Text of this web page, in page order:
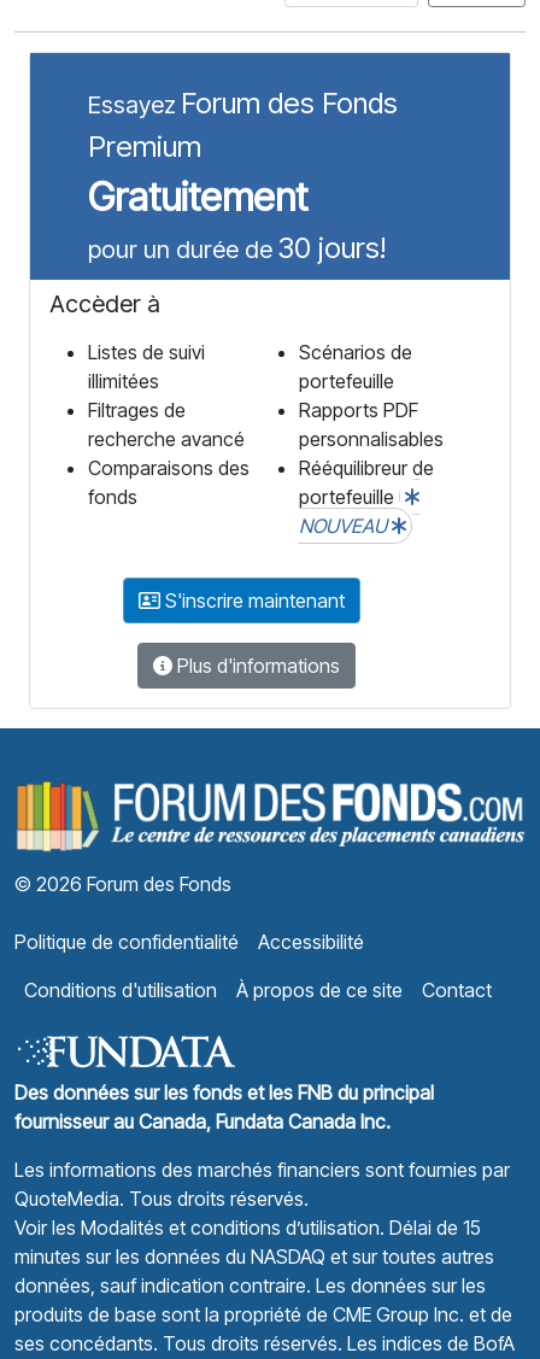
Essayez Forum des Fonds
Premium
Gratuitement
pour un durée de 30 jours!
Accèder à
Listes de suivi
illimitées
Filtrages de
recherche avancé
Comparaisons des
fonds
Scénarios de
portefeuille
Rapports PDF
personnalisables
Rééquilibreur de
portefeuille
NOUVEAU
S'inscrire maintenant
Plus d'informations
© 2026 Forum des Fonds
Politique de confidentialité
Accessibilité
Conditions d'utilisation
À propos de ce site Contact
Des données sur les fonds et les FNB du principal
fournisseur au Canada, Fundata Canada Inc.
Les informations des marchés financiers sont fournies par
QuoteMedia. Tous droits réservés.
Voir les Modalités et conditions d’utilisation. Délai de 15
minutes sur les données du NASDAQ et sur toutes autres
données, sauf indication contraire. Les données sur les
produits de base sont la propriété de CME Group Inc. et de
ses concédants. Tous droits réservés. Les indices de BofA